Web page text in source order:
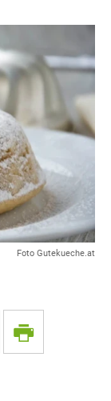
Foto Gutekueche.at